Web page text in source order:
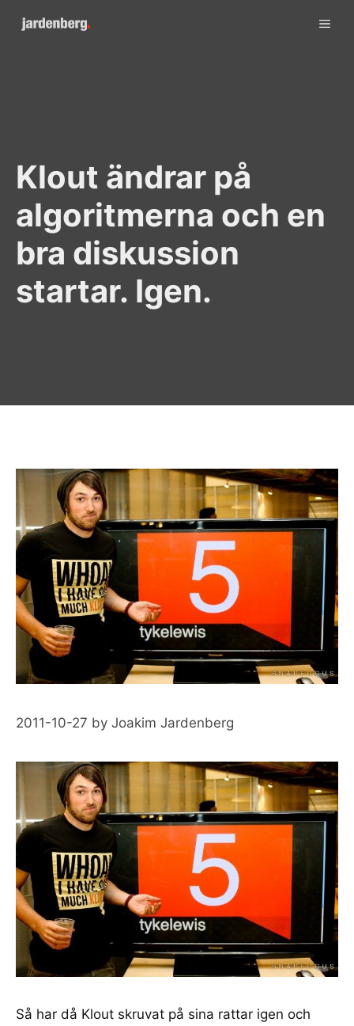
Klout ändrar på
algoritmerna och en
bra diskussion
startar. Igen.
2011-10-27 by Joakim Jardenberg
Så har då Klout skruvat på sina rattar igen och